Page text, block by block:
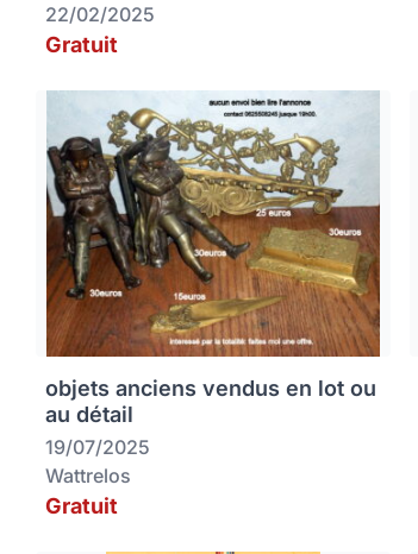
22/02/2025
Gratuit
objets anciens vendus en lot ou
au détail
19/07/2025
Wattrelos
Gratuit